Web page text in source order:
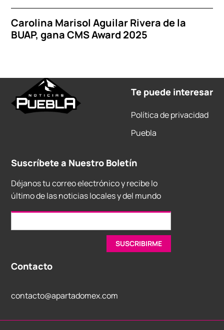
Carolina Marisol Aguilar Rivera de la
BUAP, gana CMS Award 2025
Te puede interesar
Política de privacidad
Puebla
Suscríbete a Nuestro Boletín
Déjanos tu correo electrónico y recibe lo
último de las noticias locales y del mundo
Contacto
contacto@apartadomex.com